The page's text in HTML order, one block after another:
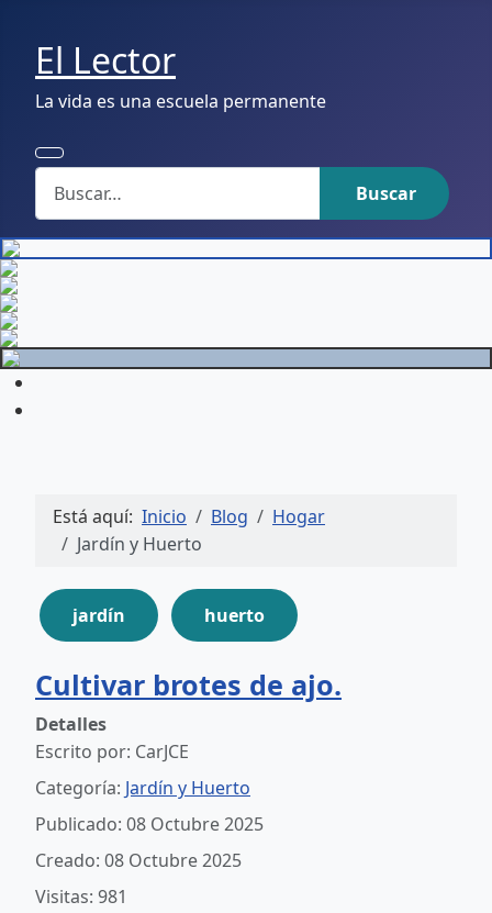
El Lector
La vida es una escuela permanente
Buscar
Buscar
Está aquí: Inicio Blog
Hogar
Jardín y Huerto
jardín huerto
Cultivar brotes de ajo.
Detalles
Escrito por: CarJCE
Categoría: Jardín y Huerto
Publicado: 08 Octubre 2025
Creado: 08 Octubre 2025
Visitas: 981